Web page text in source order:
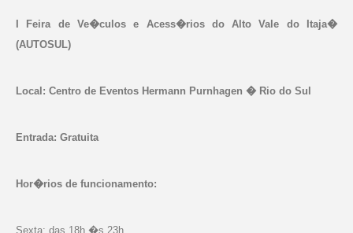
I Feira de Ve�culos e Acess�rios do Alto Vale do Itaja�
(AUTOSUL)
Local: Centro de Eventos Hermann Purnhagen � Rio do Sul
Entrada: Gratuita
Hor�rios de funcionamento:
Sexta: das 18h �s 23h